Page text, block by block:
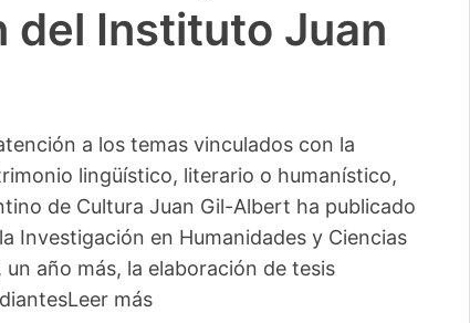
del Instituto Juan
a los temas vinculados con la
lingüístico, literario o humanístico,
de Cultura Juan Gil-Albert ha publicado
Investigación en Humanidades y Ciencias
año más, la elaboración de tesis
Leer más